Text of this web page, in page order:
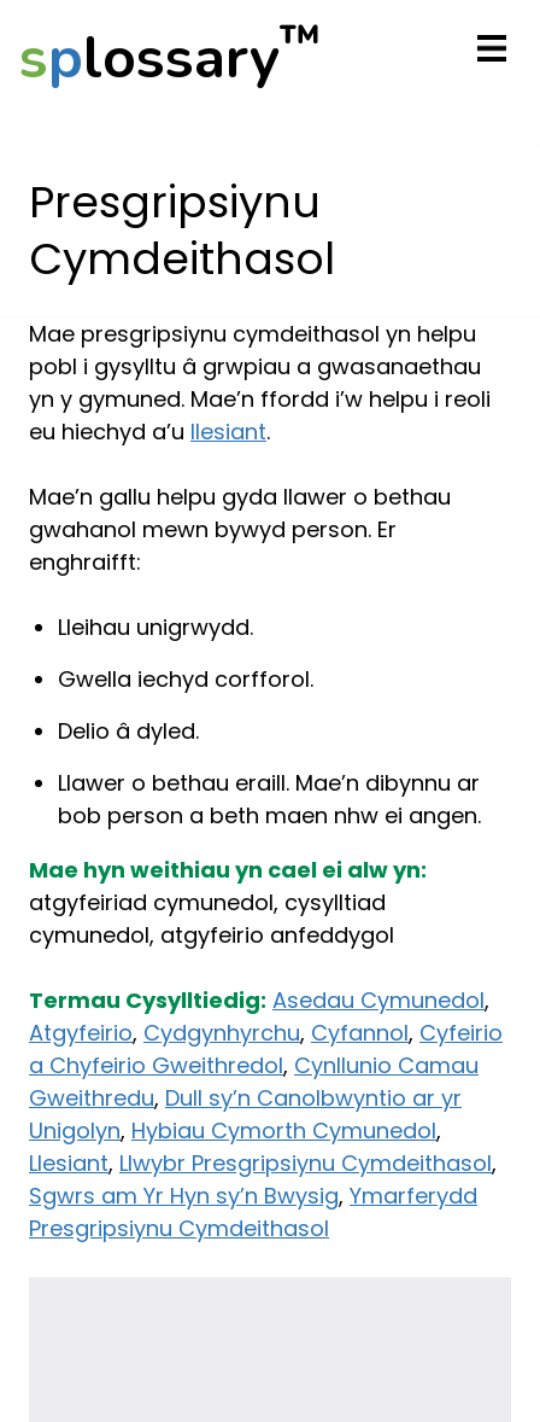
splossary™
Presgripsiynu
Cymdeithasol
Mae presgripsiynu cymdeithasol yn helpu
pobl i gysylltu â grwpiau a gwasanaethau
yn y gymuned. Mae’n ffordd i’w helpu i reoli
eu hiechyd a’u llesiant.
Mae’n gallu helpu gyda llawer o bethau
gwahanol mewn bywyd person. Er
enghraifft:
Lleihau unigrwydd.
Gwella iechyd corfforol.
Delio â dyled.
Llawer o bethau eraill. Mae’n dibynnu ar
bob person a beth maen nhw ei angen.
Mae hyn weithiau yn cael ei alw yn:
atgyfeiriad cymunedol, cysylltiad
cymunedol, atgyfeirio anfeddygol
Termau Cysylltiedig: Asedau Cymunedol,
Atgyfeirio, Cydgynhyrchu, Cyfannol, Cyfeirio
a Chyfeirio Gweithredol, Cynllunio Camau
Gweithredu, Dull sy’n Canolbwyntio ar yr
Unigolyn, Hybiau Cymorth Cymunedol,
Llesiant, Llwybr Presgripsiynu Cymdeithasol,
Sgwrs am Yr Hyn sy’n Bwysig, Ymarferydd
Presgripsiynu Cymdeithasol